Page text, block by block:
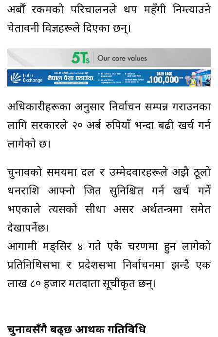
अर्बौँ रकमको परिचालनले थप महँगी निम्त्याउने
चेतावनी विज्ञहरूले दिएका छन्।
अधिकारीहरूका अनुसार निर्वाचन सम्पन्न गराउनका
लागि सरकारले २० अर्ब रुपियाँ भन्दा बढी खर्च गर्न
लागेको छ।
चुनावको समयमा दल र उम्मेदवारहरूले अझै ठूलो
धनराशि आफ्नो जित सुनिश्चित गर्न खर्च गर्ने
भएकाले त्यसको सीधा असर अर्थतन्त्रमा समेत
देखापर्नेछ।
आगामी मङ्सिर ४ गते एकै चरणमा हुन लागेको
प्रतिनिधिसभा र प्रदेशसभा निर्वाचनमा झन्डै एक
लाख ८० हजार मतदाता सूचीकृत छन्।
चुनावसँगै बढ्छ आर्थिक गतिविधि